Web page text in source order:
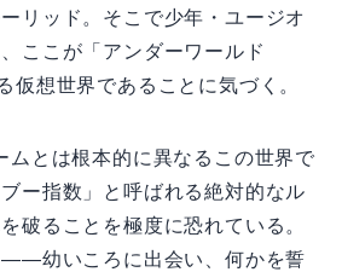
リッド。そこで少年・ユージオ
ここが「アンダーワールド
仮想世界であることに気づく。
ムとは根本的に異なるこの世界で
ー指数」と呼ばれる絶対的なル
破ることを極度に恐れている。
——幼いころに出会い、何かを誓